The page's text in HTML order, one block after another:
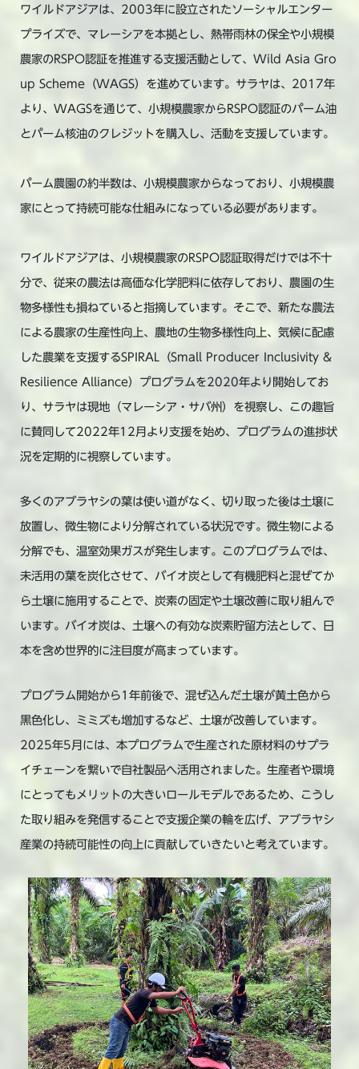
ワイルドアジアは、2003年に設立されたソーシャルエンター
プライズで、マレーシアを本拠とし、熱帯雨林の保全や小規模
農家のRSPO認証を推進する支援活動として、Wild Asia Gro
up Scheme（WAGS）を進めています。サラヤは、2017年
より、WAGSを通じて、小規模農家からRSPO認証のパーム油
とパーム核油のクレジットを購入し、活動を支援しています。
パーム農園の約半数は、小規模農家からなっており、小規模農
家にとって持続可能な仕組みになっている必要があります。
ワイルドアジアは、小規模農家のRSPO認証取得だけでは不十
分で、従来の農法は高価な化学肥料に依存しており、農園の生
物多様性も損ねていると指摘しています。そこで、新たな農法
による農家の生産性向上、農地の生物多様性向上、気候に配慮
した農業を支援するSPIRAL（Small Producer Inclusivity &
Resilience Alliance）プログラムを2020年より開始してお
り、サラヤは現地（マレーシア・サバ州）を視察し、この趣旨
に賛同して2022年12月より支援を始め、プログラムの進捗状
況を定期的に視察しています。
多くのアブラヤシの葉は使い道がなく、切り取った後は土壌に
放置し、微生物により分解されている状況です。微生物による
分解でも、温室効果ガスが発生します。このプログラムでは、
未活用の葉を炭化させて、バイオ炭として有機肥料と混ぜてか
ら土壌に施用することで、炭素の固定や土壌改善に取り組んで
います。バイオ炭は、土壌への有効な炭素貯留方法として、日
本を含め世界的に注目度が高まっています。
プログラム開始から1年前後で、混ぜ込んだ土壌が黄土色から
黒色化し、ミミズも増加するなど、土壌が改善しています。
2025年5月には、本プログラムで生産された原材料のサプラ
イチェーンを繋いで自社製品へ活用されました。生産者や環境
にとってもメリットの大きいロールモデルであるため、こうし
た取り組みを発信することで支援企業の輪を広げ、アブラヤシ
産業の持続可能性の向上に貢献していきたいと考えています。